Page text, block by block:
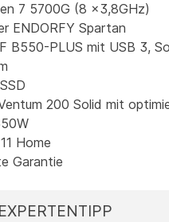
7 5700G (8 x3,8GHz)
ENDORFY Spartan
B550-PLUS mit USB 3,
200 Solid mit
Home
Garantie
EXPERTENTIPP